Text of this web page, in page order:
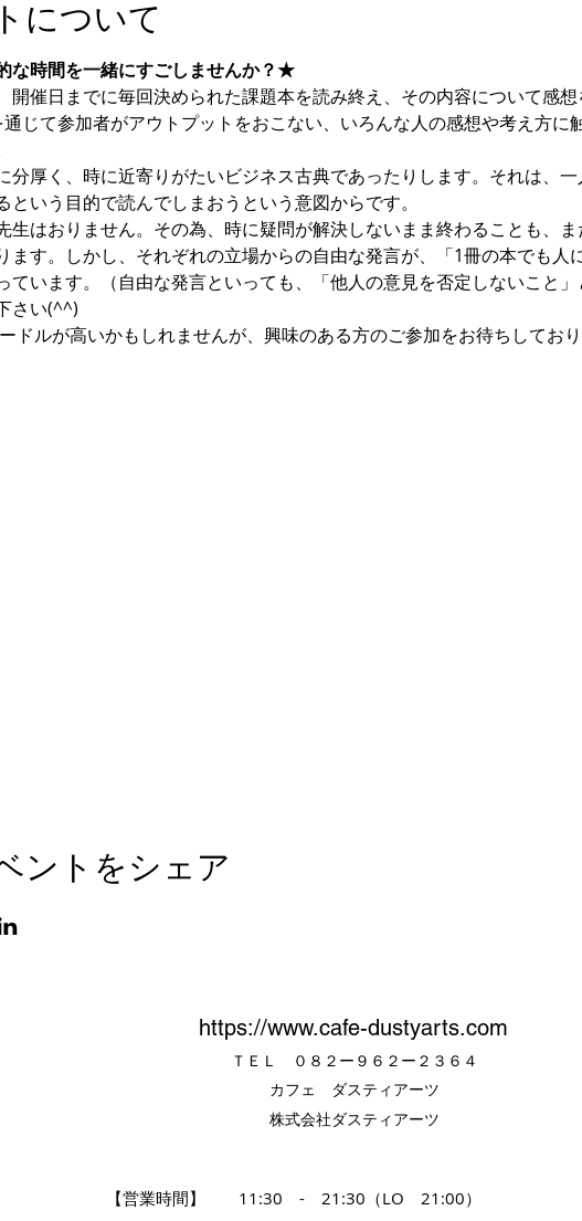
について
な時間を一緒にすごしませんか？★
開催日までに毎回決められた課題本を読み終え、その内容について感
じて参加者がアウトプットをおこない、いろんな人の感想や考え方に
分厚く、時に近寄りがたいビジネス古典であったりします。それは、
という目的で読んでしまおうという意図からです。
生はおりません。その為、時に疑問が解決しないまま終わることも、
ます。しかし、それぞれの立場からの自由な発言が、「1冊の本でも人
ています。（自由な発言といっても、「他人の意見を否定しないこと」
さい(^^)
ドルが高いかもしれませんが、興味のある方のご参加をお待ちしており
ントをシェア
https://www.cafe-dustyarts.com
​ＴＥＬ ０８２ー９６２ー２３６４
カフェ ダスティアーツ
株式会社ダスティアーツ
【営業時間】 11:30 - 21:30 （LO 21:00）